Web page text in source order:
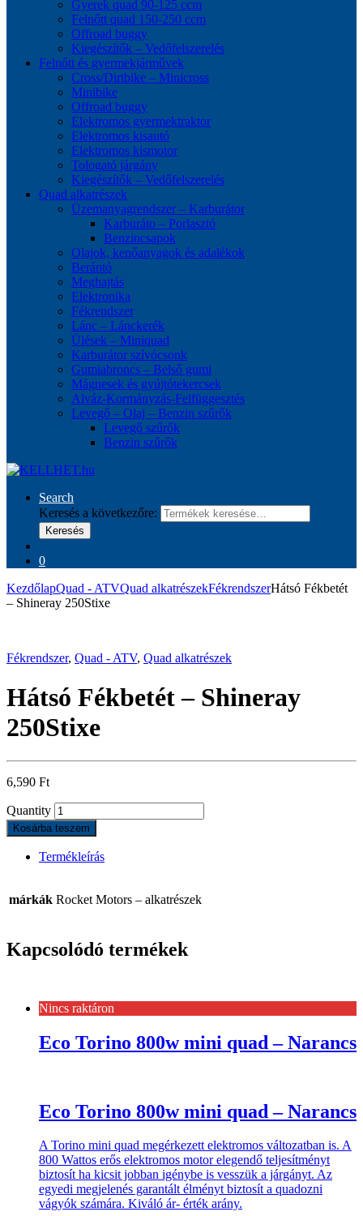
Gyerek quad 90-125 ccm
Felnőtt quad 150-250 ccm
Offroad buggy
Kiegészítők – Vedőfelszerelés
Felnőtt és gyermekjárművek
Cross/Dirtbike – Minicross
Minibike
Offroad buggy
Elektromos gyermektraktor
Elektromos kisautó
Elektromos kismotor
Tologató járgány
Kiegészítők – Vedőfelszerelés
Quad alkatrészek
Üzemanyagrendszer – Karburátor
Karburáto – Porlasztó
Benzincsapok
Olajok, kenőanyagok és adalékok
Berántó
Meghajtás
Elektronika
Fékrendszer
Lánc – Lánckerék
Ülések – Miniquad
Karburátor szívócsonk
Gumiabroncs – Belső gumi
Mágnesek és gyújtótekercsek
Alváz-Kormányzás-Felfüggesztés
Levegő – Olaj – Benzin szűrők
Levegő szűrők
Benzin szűrők
Search
Keresés a következőre:
Keresés
0
KezdőlapQuad - ATVQuad alkatrészekFékrendszerHátsó Fékbetét
– Shineray 250Stixe
Fékrendszer, Quad - ATV, Quad alkatrészek
Hátsó Fékbetét – Shineray
250Stixe
6,590 Ft
Quantity
Kosárba teszem
Termékleírás
márkák Rocket Motors – alkatrészek
Kapcsolódó termékek
Nincs raktáron
Eco Torino 800w mini quad – Narancs
Eco Torino 800w mini quad – Narancs
A Torino mini quad megérkezett elektromos változatban is. A
800 Wattos erős elektromos motor elegendő teljesítményt
biztosít ha kicsit jobban igénybe is vesszük a járgányt. Az
egyedi megjelenés garantált élményt biztosít a quadozni
vágyók számára. Kiváló ár- érték arány.